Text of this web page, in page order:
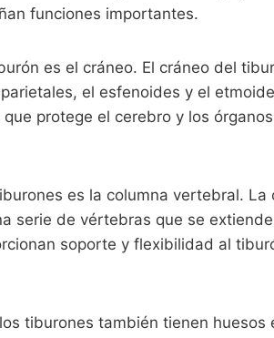
funciones importantes.
es el cráneo. El cráneo del
el esfenoides y el
protege el cerebro y los
es la columna vertebral. La
serie de vértebras que se
soporte y flexibilidad al
tiburones también tienen huesos